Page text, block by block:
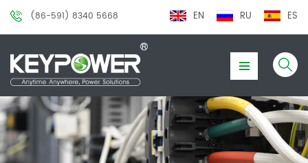
(86-591) 8340 5668 EN RU ES